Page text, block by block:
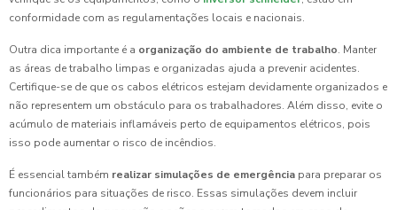
conformidade com as regulamentações locais e nacionais.
Outra dica importante é a organização do ambiente de trabalho. Manter
as áreas de trabalho limpas e organizadas ajuda a prevenir acidentes.
Certifique-se de que os cabos elétricos estejam devidamente organizados e
não representem um obstáculo para os trabalhadores. Além disso, evite o
acúmulo de materiais inflamáveis perto de equipamentos elétricos, pois
isso pode aumentar o risco de incêndios.
É essencial também realizar simulações de emergência para preparar os
funcionários para situações de risco. Essas simulações devem incluir